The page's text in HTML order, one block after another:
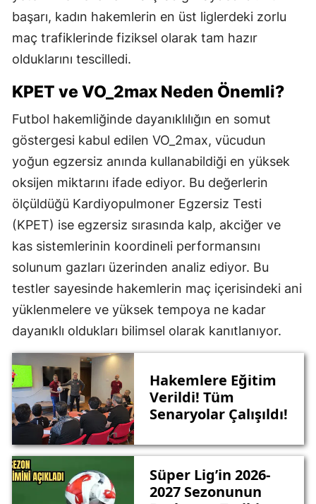
başarı, kadın hakemlerin en üst liglerdeki zorlu
maç trafiklerinde fiziksel olarak tam hazır
olduklarını tescilledi.
KPET ve VO_2max Neden Önemli?
Futbol hakemliğinde dayanıklılığın en somut
göstergesi kabul edilen VO_2max, vücudun
yoğun egzersiz anında kullanabildiği en yüksek
oksijen miktarını ifade ediyor. Bu değerlerin
ölçüldüğü Kardiyopulmoner Egzersiz Testi
(KPET) ise egzersiz sırasında kalp, akciğer ve
kas sistemlerinin koordineli performansını
solunum gazları üzerinden analiz ediyor. Bu
testler sayesinde hakemlerin maç içerisindeki ani
yüklenmelere ve yüksek tempoya ne kadar
dayanıklı oldukları bilimsel olarak kanıtlanıyor.
Hakemlere Eğitim
Verildi! Tüm
Senaryolar Çalışıldı!
Süper Lig’in 2026-
2027 Sezonunun